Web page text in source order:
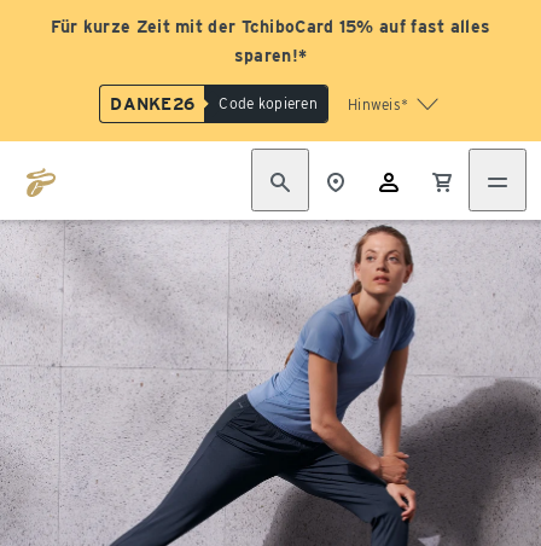
Für kurze Zeit mit der TchiboCard 15% auf fast alles
sparen!*
DANKE26 Code kopieren Hinweis*